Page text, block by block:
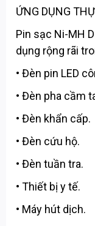
ỨNG DỤNG
Pin sạc Ni-MH
dụng rộng rãi
• Đèn pin LED
• Đèn pha cầm
• Đèn khẩn cấp.
• Đèn cứu hộ.
• Đèn tuần tra.
• Thiết bị y tế.
• Máy hút dịch.